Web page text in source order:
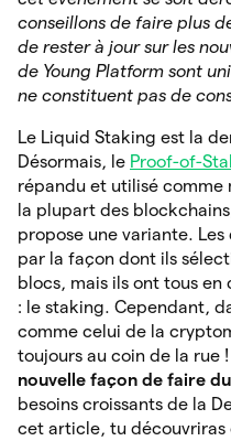
conseillons de faire plus
de rester à jour sur les
de Young Platform sont
ne constituent pas de
Le Liquid Staking est la
Désormais, le Proof-of-
répandu et utilisé comme
la plupart des
propose une variante.
par la façon dont ils
blocs, mais ils ont tous en
: le staking. Cependant,
comme celui de la
toujours au coin de la rue
nouvelle façon de faire
besoins croissants de la
cet article, tu découvriras